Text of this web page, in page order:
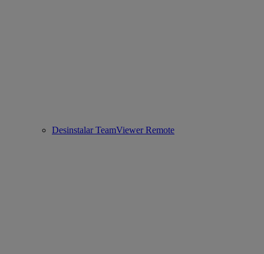
Desinstalar TeamViewer Remote